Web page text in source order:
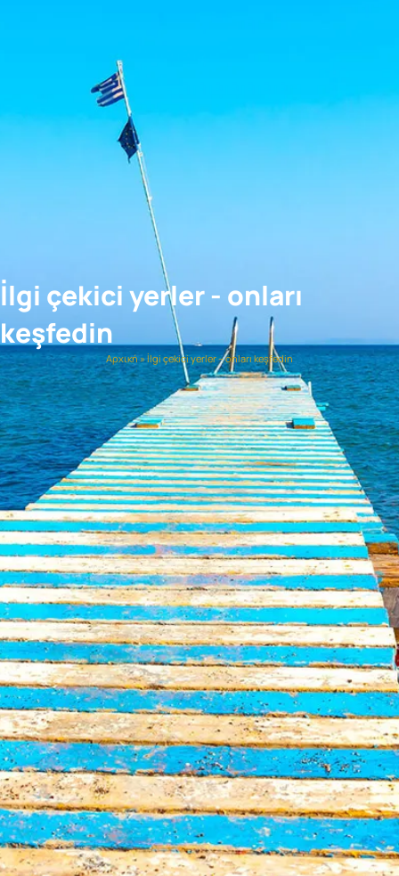
İlgi çekici yerler - onları
keşfedin
Αρχική »İlgi çekici yerler – onları keşfedin